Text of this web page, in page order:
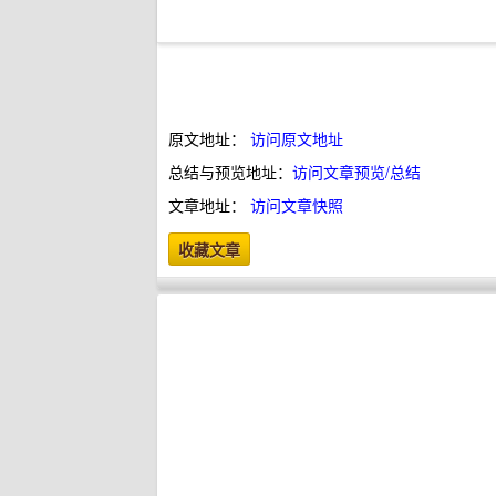
原文地址： 访问原文地址
总结与预览地址： 访问文章预览/总结
文章地址： 访问文章快照